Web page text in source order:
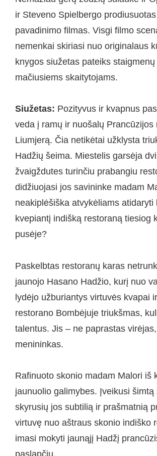
ir Steveno Spielbergo
pavadinimo filmas. Visgi filmo
nemenkai skiriasi nuo originalaus
knygos siužetas pateiks staigmenų
mačiusiems skaitytojams.
Siužetas: Pozityvus ir kvapnus
veda į ramų ir nuošalų Prancūzijos
Liumjerą. Čia netikėtai užklysta
Hadžių šeima. Miestelis garsėja dvi
žvaigždutes turinčiu prabangiu
didžiuojasi jos savininke madam
neakiplėšiška atvykėliams atidaryti
kvepiantį indišką restoraną tiesiog
pusėje?
Paskelbtas restoranų karas
jaunojo Hasano Hadžio, kurį nuo
lydėjo užburiantys virtuvės kvapai
restorano Bombėjuje triukšmas,
talentus. Jis – ne paprastas
menininkas.
Rafinuoto skonio madam Malori iš
jaunuolio galimybes. Įveikusi šimtą
skyrusių jos subtilią ir prašmatnią
virtuvę nuo aštraus skonio indiško
imasi mokyti jaunąjį Hadžį